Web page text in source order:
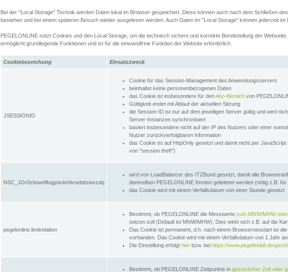
Bei der "Local Storage" Technik werden Daten lokal im Browser gespeichert. Diese können auch nach dem Schließen
bestehen und bei einem späteren Besuch wieder ausgelesen werden. Auch Daten im "Local Storage" können jederzeit im
PEGELONLINE nutzt Cookies und den Local Storage, um die technisch sichere und korrekte Bereitstellung der Webseite
ermöglicht grundlegende Funktionen und ist für die einwandfreie Funktion der Website erforderlich.
Cookiebezeichung Einsatzzweck
JSESSIONID
Cookie für das Session-Management des Anwendungsservers
beinhaltet keine personenbezogenen Daten
das Cookie ist insbesondere für denAbo-Bereich von
Gültigkeit endet mit Ablauf der aktuellen Sitzung
die Session-ID ist nur auf dem jeweiligen Server gültig und wird
Server-Instanzen synchronisiert
basiert insbesondere nicht auf der IP des Nutzers oder einer
Nutzer zurückverfolgbaren Information
das Cookie ist auf HttpOnly gesetzt und damit nicht per JavaScript
von "session theft")
NSC_JOr0zbowdfkqgskdxhlvsebttswszdq
wird von LoadBalancer des ITZBund gesetzt, damit alle
demselben PEGELONLINE Knoten geleitetet werden (nötig z.B. für
das Cookie wird mit einem Verfallsdatum von einer Stunde gesetzt
pegelonline.limitrelation
Bestimmt, ob PEGELONLINE die Messwerte zum MNW/MHW
setzen soll (Default ist MNW/MHW). Dies wirkt sich z.B. auf die
Das Cookie ist permanent, d.h. nach einem Browserneustart ist
vorhanden. Das Cookie wird mit einem Verfallsdatum von 1 Jahr
Die Einstellung erfolgt hier bzw. bei https://www.pegelmobil.de/gast/
Bestimmt, ob PEGELONLINE Zeitpunkte in gesetzlicher Zeit oder